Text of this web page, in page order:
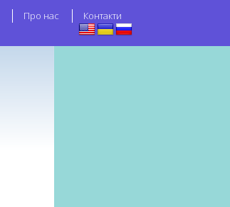
Про нас Контакти